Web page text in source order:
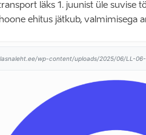
läks 1. juunist üle suvise
ehitus jätkub, valmimisega
lasnaleht.ee/wp-content/uploads/2025/06/LL-06-